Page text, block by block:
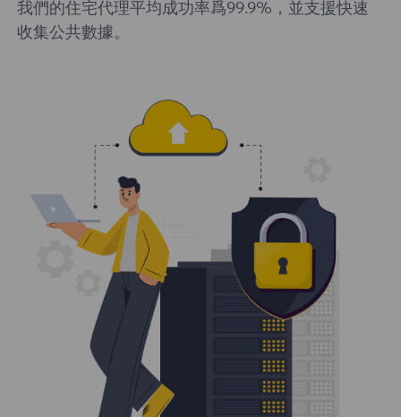
我們的住宅代理平均成功率爲99.9%，並支援快速
收集公共數據。